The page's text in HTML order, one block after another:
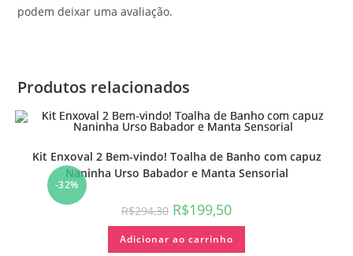
podem deixar uma avaliação.
Produtos relacionados
-32%
Kit Enxoval 2 Bem-vindo! Toalha de Banho com capuz
Naninha Urso Babador e Manta Sensorial
R$294,30 R$199,50
Adicionar ao carrinho